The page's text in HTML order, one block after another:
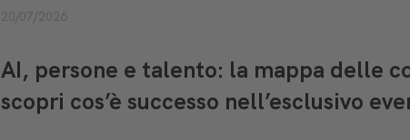
20/07/2026
AI, persone e talento: la mappa delle
scopri cos’è successo nell’esclusivo